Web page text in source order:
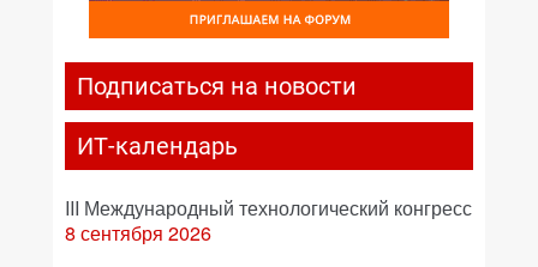
Подписаться на новости
ИТ-календарь
III Международный технологический конгресс
8 сентября 2026